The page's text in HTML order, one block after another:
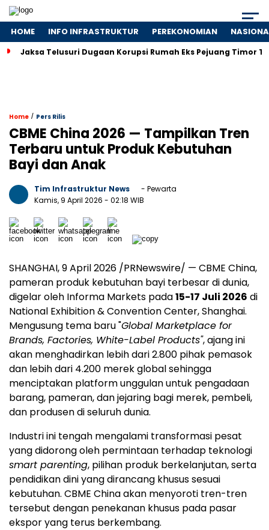
HOME INFO INFRASTRUKTUR PEREKONOMIAN
Jaksa Telusuri Dugaan Korupsi Rumah Eks Pejuang Timor
Home / Pers Rilis
CBME China 2026 — Tampilkan Tren
Terbaru untuk Produk Kebutuhan
Bayi dan Anak
Tim Infrastruktur News
- Pewarta
Kamis, 9 April 2026 - 02:18 WIB
SHANGHAI,9 April 2026 /PRNewswire/ — CBME China,
pameran produk kebutuhan bayi terbesar di dunia,
digelar oleh Informa Markets pada15-17 Juli 2026 di
National Exhibition & Convention Center, Shanghai.
Mengusung tema baru "Global Marketplace for
Brands, Factories, White-Label Products", ajang ini
akan menghadirkan lebih dari 2.800 pihak pemasok
dan lebih dari 4.200 merek global sehingga
menciptakan platform unggulan untuk pengadaan
barang, pameran, dan jejaring bagi merek, pembeli,
dan produsen di seluruh dunia.
Industri ini tengah mengalami transformasi pesat
yang didorong oleh permintaan terhadap teknologi
smart parenting, pilihan produk berkelanjutan, serta
pendidikan dini yang dirancang khusus sesuai
kebutuhan. CBME China akan menyoroti tren-tren
tersebut dengan penekanan khusus pada pasar
ekspor yang terus berkembang.